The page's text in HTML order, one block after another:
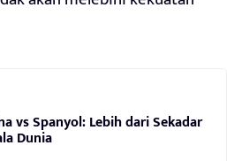
vs Spanyol: Lebih dari Sekadar
Dunia